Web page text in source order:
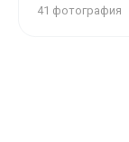
41 фотография